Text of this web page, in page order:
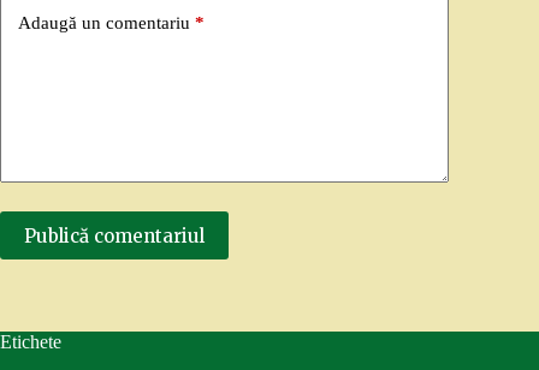
Adaugă un comentariu *
Publică comentariul
Etichete